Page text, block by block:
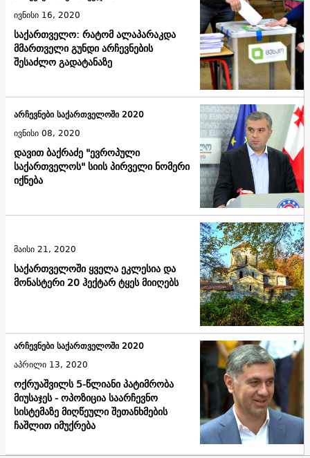
საქართველო: რატომ ალაპარაკდა
მმართველი გუნდი არჩევნების
შესაძლო გადატანაზე
ივნისი 16, 2020
დავით ბაქრაძე "ევროპული
საქართველოს" სიის პირველი ნომერი
იქნება
არჩევნები საქართველოში 2020
ივნისი 08, 2020
საქართველოში ყველა ეკლესია და
მონასტერი 20 ჰექტარ ტყეს მიიღებს
მაისი 21, 2020
ოქრუაშვილს 5-წლიანი პატიმრობა
მიუსაჯეს - ოპოზიცია საარჩევნო
სისტემაზე მიღწეული შეთანხმების
ჩაშლით იმუქრება
არჩევნები საქართველოში 2020
აპრილი 13, 2020